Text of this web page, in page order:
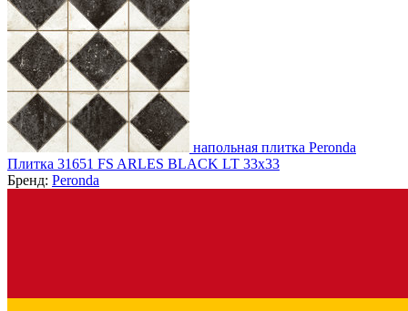
напольная плитка Peronda
Плитка 31651 FS ARLES BLACK LT 33x33
Бренд: Peronda